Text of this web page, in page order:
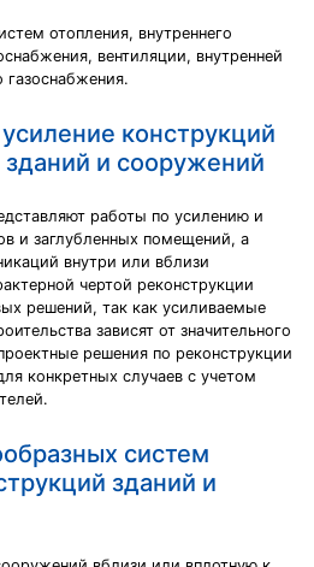
отопления, внутреннего
вентиляции, внутренней
газоснабжения.
конструкций
и сооружений
работы по усилению и
и заглубленных помещений, а
внутри или вблизи
чертой реконструкции
решений, так как усиливаемые
зависят от значительного
решения по реконструкции
конкретных случаев с учетом
систем
зданий и